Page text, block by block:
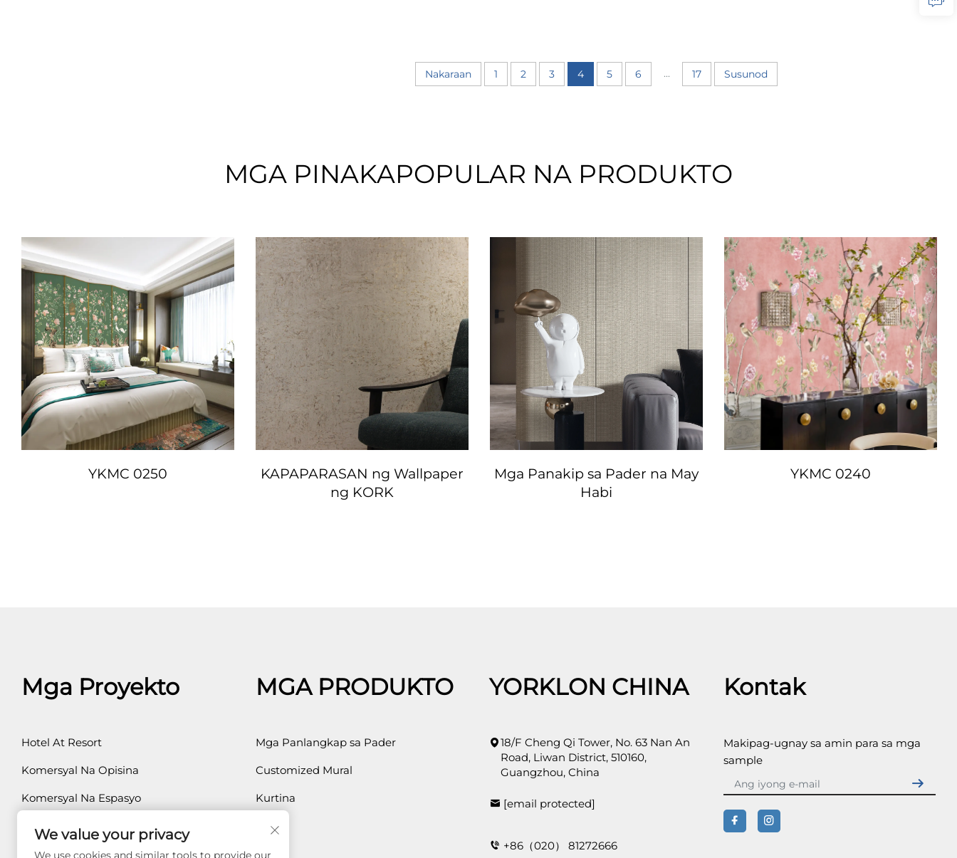
Nakaraan 1 2 3 4 5 6 ... 17 Susunod
MGA PINAKAPOPULAR NA PRODUKTO
YKMC 0250
KAPAPARASAN ng Wallpaper
ng KORK
Mga Panakip sa Pader na May
Habi
YKMC 0240
Mga Proyekto
Hotel At Resort
Komersyal Na Opisina
Komersyal Na Espasyo
Pribadong Tahanan
Pangkalusugan
MGA PRODUKTO
Mga Panlangkap sa Pader
Customized Mural
Kurtina
YORKLON CHINA
18/F Cheng Qi Tower, No. 63 Nan An
Road, Liwan District, 510160,
Guangzhou, China
[email protected]
+86（020） 81272666
Kontak
Makipag-ugnay sa amin para sa mga
sample
We value your privacy
We use cookies and similar tools to provide our